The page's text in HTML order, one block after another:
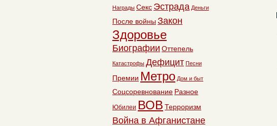
Награды Секс Эстрада Деньги
После войны Закон
Здоровье
Биографии Оттепель
Катастрофы Дефицит Песни
Премии Метро Дом и быт
Соцсоревнование Разное
Юбилеи ВОВ Терроризм
Война в Афганистане